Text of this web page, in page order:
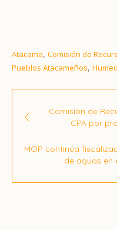
Atacama, Comisión de
Pueblos Atacameños,
Comisión de
CPA por
MOP continúa
de aguas en